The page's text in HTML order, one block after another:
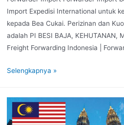
Import Expedisi International untuk
kepada Bea Cukai. Perizinan dan
adalah PI BESI BAJA, KEHUTANAN,
Freight Forwarding Indonesia |
Selengkapnya »